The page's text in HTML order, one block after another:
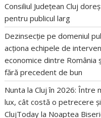
Consiliul Județean Cluj
pentru publicul larg
Dezinsecție pe domeniul
acționa echipele de
economice dintre România
fără precedent de bun
Nunta la Cluj în 2026: Între
lux, cât costă o petrecere
ClujToday la Noaptea